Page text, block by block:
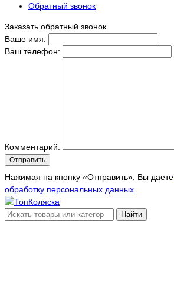
Обратный звонок
Заказать обратный звонок
Ваше имя:
Ваш телефон:
Комментарий:
Отправить
Нажимая на кнопку «Отправить», Вы даете
обработку персональных данных.
Найти